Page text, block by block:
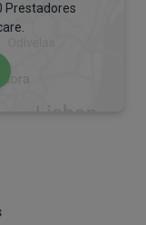
Prestadores